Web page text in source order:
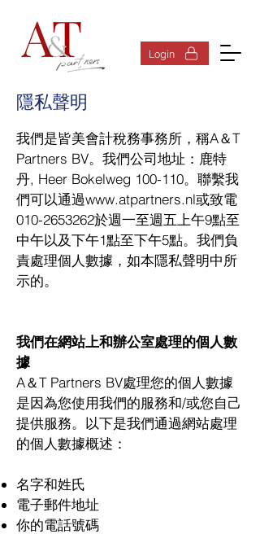
Login
隱私聲明
我們是皆美會計稅務事務所，稱A＆T
Partners BV。我們公司地址：鹿特
丹, Heer Bokelweg 100-110。聯繫我
們可以通過www.atpartners.nl或致電
010-2653262於週一至週五上午9點至
中午以及下午1點至下午5點。我們負
責處理個人數據，如本隱私聲明中所
示的。
我們在網站上和辦公室處理的個人數
據
A＆T Partners BV處理您的個人數據
是因為您使用我們的服務和/或您自己
提供服務。以下是我們通過網站處理
的個人數據概述：
名字和姓氏
電子郵件地址
你的電話號碼